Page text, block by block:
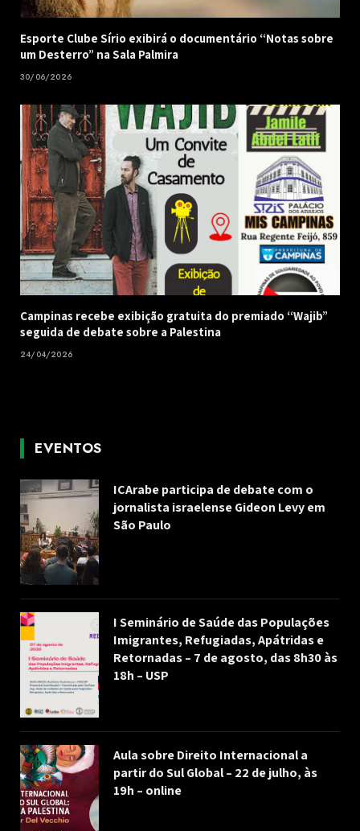
Esporte Clube Sírio exibirá o documentário “Notas sobre
um Desterro” na Sala Palmira
30/06/2026
Campinas recebe exibição gratuita do premiado “Wajib”
seguida de debate sobre a Palestina
24/04/2026
EVENTOS
ICArabe participa de debate com o
jornalista israelense Gideon Levy em
São Paulo
I Seminário de Saúde das Populações
Imigrantes, Refugiadas, Apátridas e
Retornadas – 7 de agosto, das 8h30 às
18h – USP
Aula sobre Direito Internacional a
partir do Sul Global – 22 de julho, às
19h – online